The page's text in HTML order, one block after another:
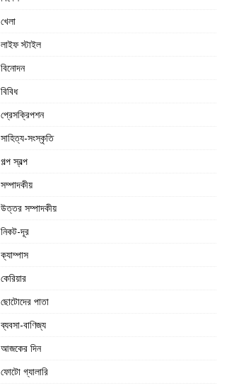
খেলা
লাইফ স্টাইল
বিনোদন
বিবিধ
প্রেসক্রিপশন
সাহিত্য-সংস্কৃতি
গল্প স্বল্প
সম্পাদকীয়
উত্তর সম্পাদকীয়
নিকট-দূর
ক্যাম্পাস
কেরিয়ার
ছোটোদের পাতা
ব্যবসা-বাণিজ্য
আজকের দিন
ফোটো গ্যালারি